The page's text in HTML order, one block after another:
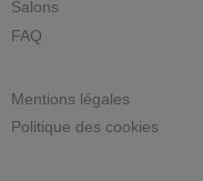
Salons
FAQ
Mentions légales
Politique des cookies